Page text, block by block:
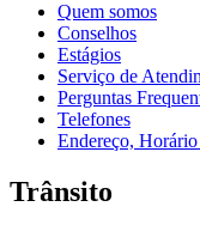
Quem somos
Conselhos
Estágios
Serviço de
Perguntas
Telefones
Endereço,
Trânsito